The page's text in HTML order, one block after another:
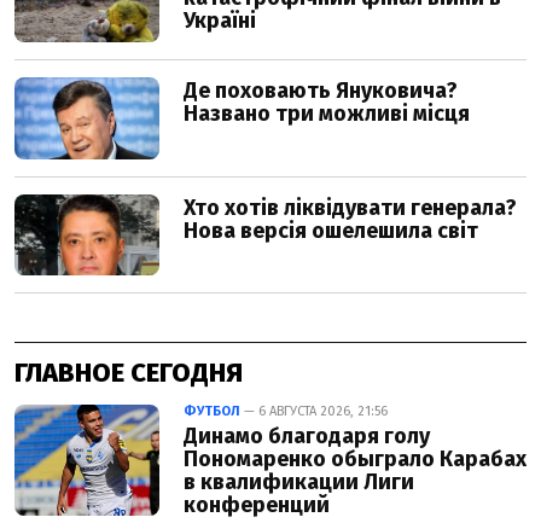
ГЛАВНОЕ СЕГОДНЯ
ФУТБОЛ — 6 АВГУСТА 2026, 21:56
Динамо благодаря голу
Пономаренко обыграло Карабах
в квалификации Лиги
конференций